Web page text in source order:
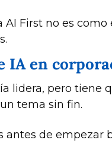
First no es
IA en
lidera, pero tiene
tema sin fin.
antes de